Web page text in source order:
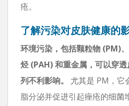
疮。
了解污染对皮肤健康的
环境污染，包括颗粒物 (PM)
烃 (PAH) 和重金属，可以穿
列不利影响。
尤其是 PM，它
脂分泌并促进引起痤疮的细菌